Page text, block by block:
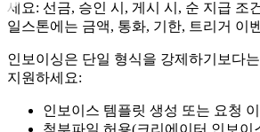
세요: 선금, 승인 시, 게시 시, 순 지급 조
일스톤에는 금액, 통화, 기한, 트리거 이
인보이싱은 단일 형식을 강제하기보다
지원하세요:
인보이스 템플릿 생성 또는 요청